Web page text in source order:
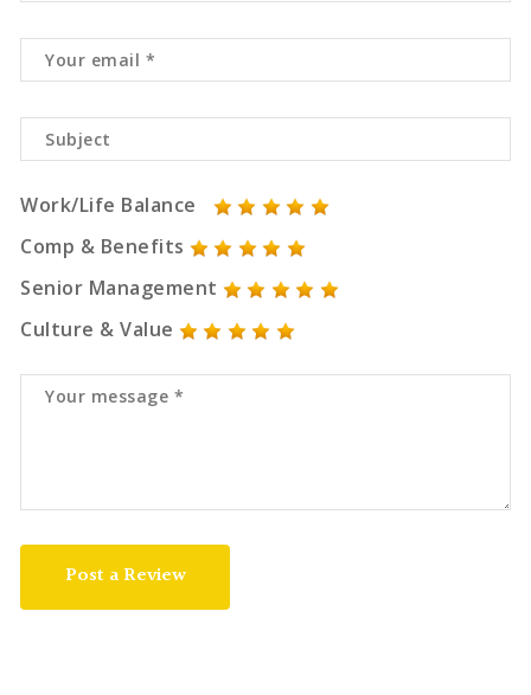
Work/Life Balance
Comp & Benefits
Senior Management
Culture & Value
Post a Review